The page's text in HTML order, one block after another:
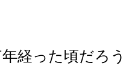
経った頃だろ